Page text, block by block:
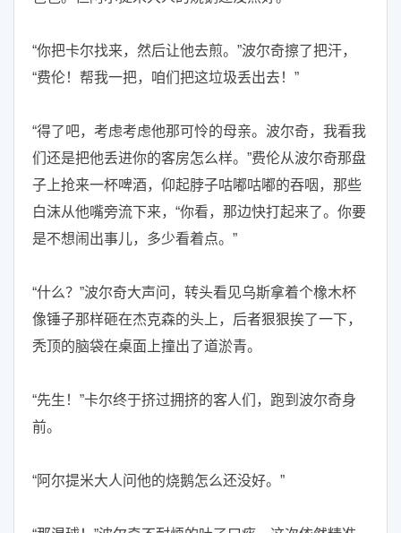
“你把卡尔找来，然后让他去煎。”波尔奇擦了把汗，
“费伦！帮我一把，咱们把这垃圾丢出去！”
“得了吧，考虑考虑他那可怜的母亲。波尔奇，我看我
们还是把他丢进你的客房怎么样。”费伦从波尔奇那盘
子上抢来一杯啤酒，仰起脖子咕嘟咕嘟的吞咽，那些
白沫从他嘴旁流下来，“你看，那边快打起来了。你要
是不想闹出事儿，多少看着点。”
“什么？”波尔奇大声问，转头看见乌斯拿着个橡木杯
像锤子那样砸在杰克森的头上，后者狠狠挨了一下，
秃顶的脑袋在桌面上撞出了道淤青。
“先生！”卡尔终于挤过拥挤的客人们，跑到波尔奇身
前。
“阿尔提米大人问他的烧鹅怎么还没好。”